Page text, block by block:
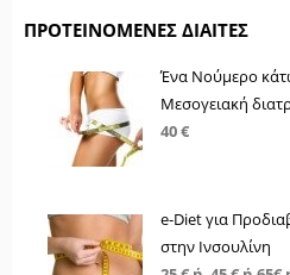
ΠΡΟΤΕΙΝΌΜΕΝΕΣ ΔΊΑΙΤΕΣ
Ένα Νούμερο
Μεσογειακή
40 €
e-Diet για
στην Ινσουλίνη